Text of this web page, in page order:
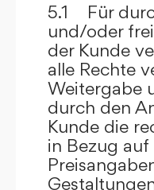
5.1 Für
und/oder
der Kunde
alle Rechte
Weitergabe
durch den
Kunde die
in Bezug